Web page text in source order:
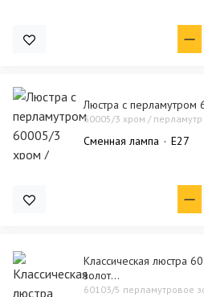
Люстра с
60005/3 хром / перламутр
Сменная лампа E27
Классическая люстра
золот...
60103/5 перламутровое